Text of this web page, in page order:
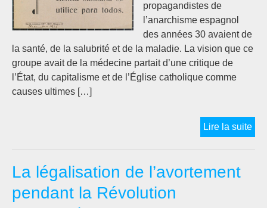
propagandistes de
l’anarchisme espagnol
des années 30 avaient de
la santé, de la salubrité et de la maladie. La vision que ce
groupe avait de la médecine partait d’une critique de
l’État, du capitalisme et de l’Église catholique comme
causes ultimes […]
Lire la suite
La légalisation de l’avortement
pendant la Révolution